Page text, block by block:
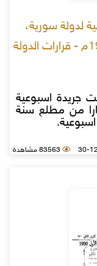
لدولة سورية،
سابقا العاصمة الدمشقية، لعام 1932م - قرارات الدولة
جريدة اسبوعية
من مطلع سنة
83563 مشاهدة